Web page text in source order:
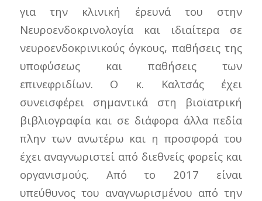
για την κλινική έρευνά του στην
Νευροενδοκρινολογία και ιδιαίτερα σε
νευροενδοκρινικούς όγκους, παθήσεις της
υποφύσεως και παθήσεις των
επινεφριδίων. Ο κ. Καλτσάς έχει
συνεισφέρει σημαντικά στη βιοϊατρική
βιβλιογραφία και σε διάφορα άλλα πεδία
πλην των ανωτέρω και η προσφορά του
έχει αναγνωριστεί από διεθνείς φορείς και
οργανισμούς. Από το 2017 είναι
υπεύθυνος του αναγνωρισμένου από την